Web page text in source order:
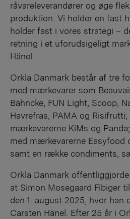
råvareleverandører og øge
produktion. Vi holder en fast
holder fast i vores strategi –
retning i et uforudsigeligt
Hänel.
Orkla Danmark består af tre
med mærkevarer som
Bähncke, FUN Light, Scoop,
Havrefras, PAMA og Risifrutti;
mærkevarerne KiMs og
med mærkevarerne Easyfood
samt en række condiments,
Orkla Danmark
at Simon Mosegaard Fibiger
den 1. august 2025, hvor han
Carsten Hänel. Efter 25 år i